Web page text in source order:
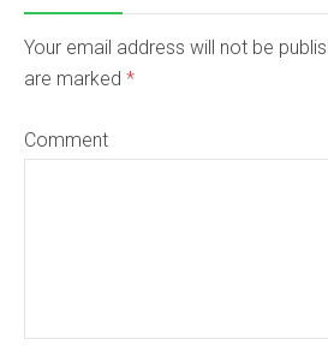
Your email address will not be
are marked *
Comment